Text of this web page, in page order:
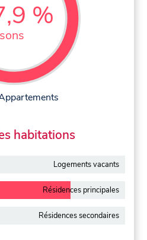
%
habitations
Logements vacants
Résidences principales
Résidences secondaires